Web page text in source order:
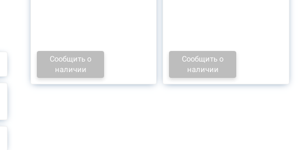
Сообщить о
наличии
Сообщить о
наличии